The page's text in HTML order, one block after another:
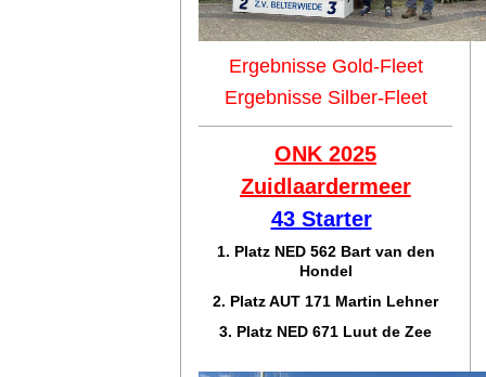
Ergebnisse Gold-Fleet
Ergebnisse Silber-Fleet
ONK 2025
Zuidlaardermeer
43 Starter
1. Platz NED 562 Bart van den
Hondel
2. Platz AUT 171 Martin Lehner
3. Platz NED 671 Luut de Zee